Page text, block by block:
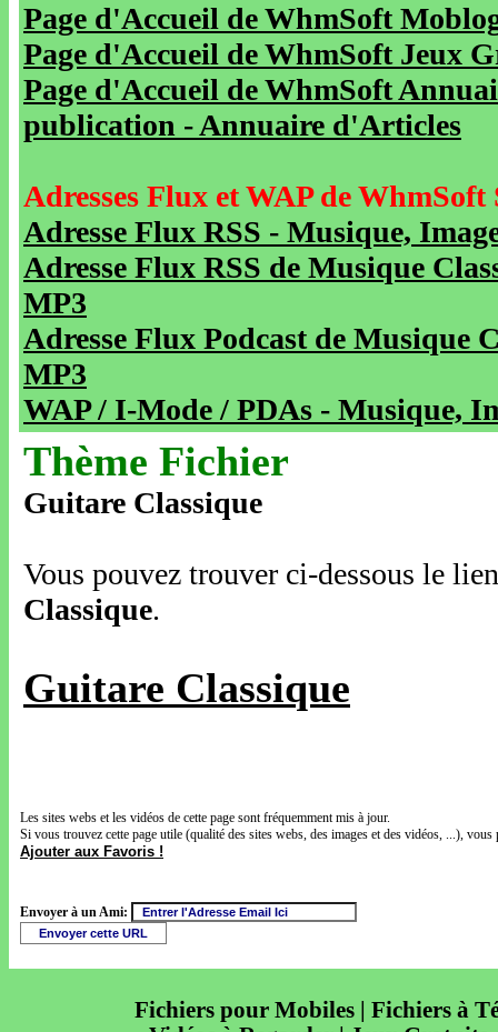
Page d'Accueil de WhmSoft
Page d'Accueil de WhmSoft Jeux
Page d'Accueil de WhmSoft
publication - Annuaire d'Articles
Adresses Flux et WAP de WhmSoft
Adresse Flux RSS - Musique,
Adresse Flux RSS de Musique
MP3
Adresse Flux Podcast de Musique
MP3
WAP / I-Mode / PDAs - Musique,
Thème Fichier
Guitare Classique
Vous pouvez trouver ci-dessous le
Classique.
Guitare Classique
Les sites webs et les vidéos de cette page sont fréquemment mis à jour.
Si vous trouvez cette page utile (qualité des sites webs, des images et des vidéos, ...),
Ajouter aux Favoris !
Envoyer à un Ami:
Fichiers pour Mobiles | Fichiers à